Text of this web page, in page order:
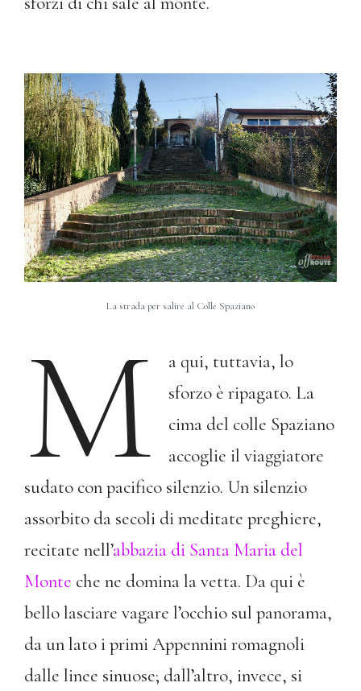
La strada per salire al Colle Spaziano
M
a qui, tuttavia, lo
sforzo è ripagato. La
cima del colle Spaziano
accoglie il viaggiatore
sudato con pacifico silenzio. Un silenzio
assorbito da secoli di meditate preghiere,
recitate nell’abbazia di Santa Maria del
Monte che ne domina la vetta. Da qui è
bello lasciare vagare l’occhio sul panorama,
da un lato i primi Appennini romagnoli
dalle linee sinuose; dall’altro, invece, si